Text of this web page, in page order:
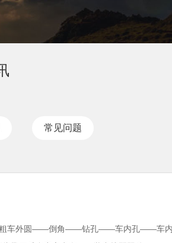
常见问题
车外圆——倒角——钻孔——车内孔——车